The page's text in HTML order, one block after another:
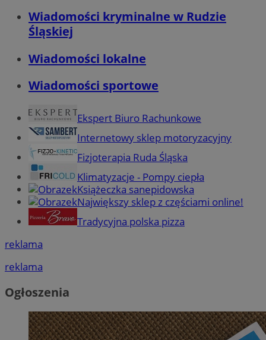
Wiadomości kryminalne w Rudzie
Śląskiej
Wiadomości lokalne
Wiadomości sportowe
Ekspert Biuro Rachunkowe
Internetowy sklep motoryzacyjny
Fizjoterapia Ruda Śląska
Klimatyzacje - Pompy ciepła
Książeczka sanepidowska
Największy sklep z częściami online!
Tradycyjna polska pizza
reklama
reklama
Ogłoszenia